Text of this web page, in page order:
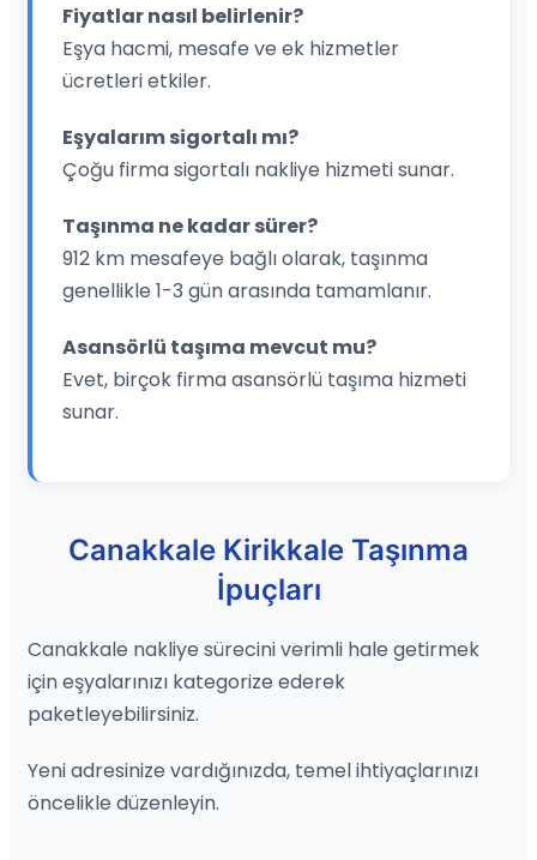
Fiyatlar nasıl belirlenir?
Eşya hacmi, mesafe ve ek hizmetler
ücretleri etkiler.
Eşyalarım sigortalı mı?
Çoğu firma sigortalı nakliye hizmeti sunar.
Taşınma ne kadar sürer?
912 km mesafeye bağlı olarak, taşınma
genellikle 1-3 gün arasında tamamlanır.
Asansörlü taşıma mevcut mu?
Evet, birçok firma asansörlü taşıma hizmeti
sunar.
Canakkale Kirikkale Taşınma
İpuçları
Canakkale nakliye sürecini verimli hale getirmek
için eşyalarınızı kategorize ederek
paketleyebilirsiniz.
Yeni adresinize vardığınızda, temel ihtiyaçlarınızı
öncelikle düzenleyin.